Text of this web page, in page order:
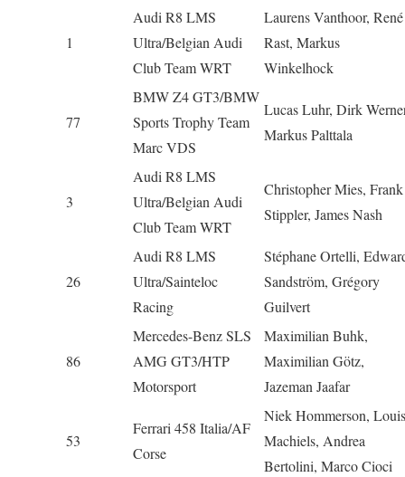
1
Audi R8 LMS
Ultra/Belgian Audi
Club Team WRT
Laurens Vanthoor, René
Rast, Markus
Winkelhock
77
BMW Z4 GT3/BMW
Sports Trophy Team
Marc VDS
Lucas Luhr, Dirk
Markus Palttala
3
Audi R8 LMS
Ultra/Belgian Audi
Club Team WRT
Christopher Mies, Frank
Stippler, James Nash
26
Audi R8 LMS
Ultra/Sainteloc
Racing
Stéphane Ortelli,
Sandström, Grégory
Guilvert
86
Mercedes-Benz SLS
AMG GT3/HTP
Motorsport
Maximilian Buhk,
Maximilian Götz,
Jazeman Jaafar
53
Ferrari 458 Italia/AF
Corse
Niek Hommerson, Louis
Machiels, Andrea
Bertolini, Marco Cioci